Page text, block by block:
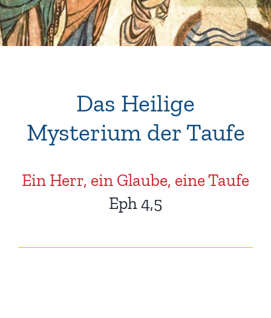
Das Heilige
Mysterium der Taufe
Ein Herr, ein Glaube, eine Taufe
Eph 4,5